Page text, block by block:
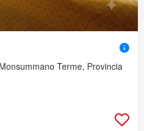
Terme, Provincia